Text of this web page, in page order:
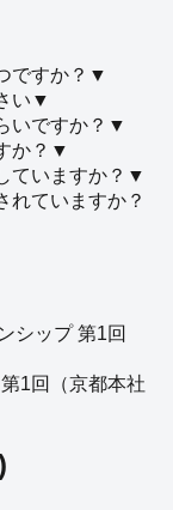
ですか？ ▼
い ▼
いですか？ ▼
か？ ▼
ていますか？ ▼
れていますか？
シップ 第1回
1回（京都本社